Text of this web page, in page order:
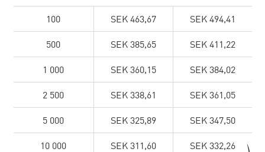
100 SEK 463,67 SEK 494,41
500 SEK 385,65 SEK 411,22
1 000 SEK 360,15 SEK 384,02
2 500 SEK 338,61 SEK 361,05
5 000 SEK 325,89 SEK 347,50
10 000 SEK 311,60 SEK 332,26